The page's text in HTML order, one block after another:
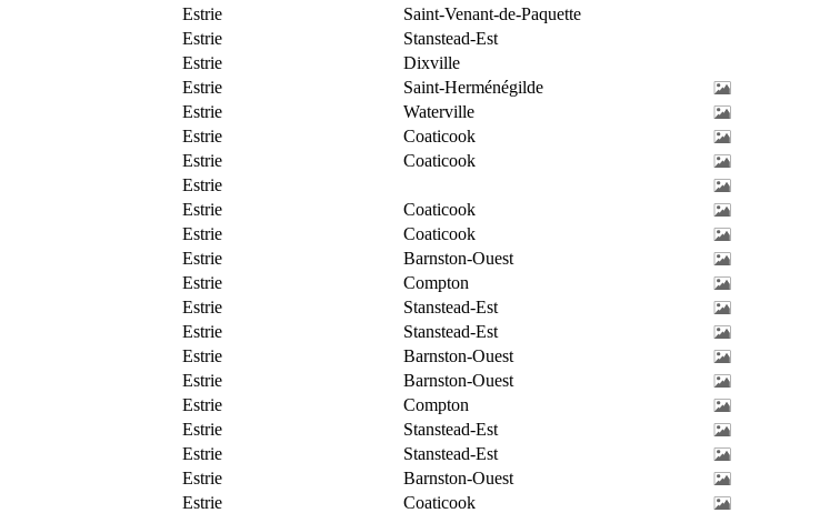
Estrie
Saint-Venant-de-Paquette
Estrie
Stanstead-Est
Estrie
Dixville
Estrie
Saint-Herménégilde
Estrie
Waterville
Estrie
Coaticook
Estrie
Coaticook
Estrie
Estrie
Coaticook
Estrie
Coaticook
Estrie
Barnston-Ouest
Estrie
Compton
Estrie
Stanstead-Est
Estrie
Stanstead-Est
Estrie
Barnston-Ouest
Estrie
Barnston-Ouest
Estrie
Compton
Estrie
Stanstead-Est
Estrie
Stanstead-Est
Estrie
Barnston-Ouest
Estrie
Coaticook